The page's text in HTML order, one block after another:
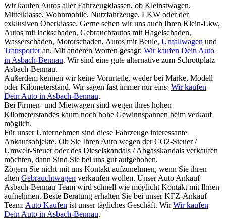
Wir kaufen Autos aller Fahrzeugklassen, ob Kleinstwagen,
Mittelklasse, Wohnmobile, Nutzfahrzeuge, LKW oder der
exklusiven Oberklasse. Gerne sehen wir uns auch Ihren Klein-Lkw,
Autos mit lackschaden, Gebrauchtautos mit Hagelschaden,
Wasserschaden, Motorschaden, Autos mit Beule, Unfallwagen und
Transporteran. Mit anderen Worten gesagt: Wir kaufen Dein Auto
in Asbach-Bennau. Wir sind eine gute alternative zum Schrottplatz
Asbach-Bennau.
Außerdem kennen wir keine Vorurteile, weder bei Marke, Modell
oder Kilometerstand. Wir sagen fast immer nur eins: Wir kaufen
Dein Auto in Asbach-Bennau.
Bei Firmen- und Mietwagen sind wegen ihres hohen
Kilometerstandes kaum noch hohe Gewinnspannen beim verkauf
möglich.
Für unser Unternehmen sind diese Fahrzeuge interessante
Ankaufsobjekte. Ob Sie Ihren Auto wegen der CO2-Steuer /
Umwelt-Steuer oder des Dieselskandals / Abgasskandals verkaufen
möchten, dann Sind Sie bei uns gut aufgehoben.
Zögern Sie nicht mit uns Kontakt aufzunehmen, wenn Sie ihren
alten Gebrauchtwagen verkaufen wollen. Unser Auto Ankauf
Asbach-Bennau Team wird schnell wie möglicht Kontakt mit Ihnen
aufnehmen. Beste Beratung erhalten Sie bei unser KFZ-Ankauf
Team. Auto Kaufen ist unser tägliches Geschäft. WirWir kaufen
Dein Auto in Asbach-Bennau.